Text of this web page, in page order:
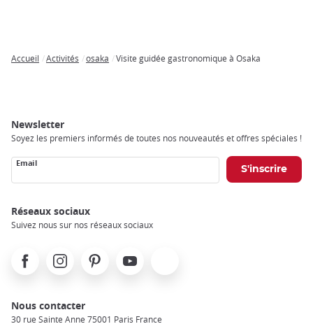
Accueil Activités osaka Visite guidée gastronomique à Osaka
Newsletter
Soyez les premiers informés de toutes nos nouveautés et offres spéciales !
Email
Réseaux sociaux
Suivez nous sur nos réseaux sociaux
FacebookInstagramPinterest Youtube
Nous contacter
30 rue Sainte Anne 75001 Paris France